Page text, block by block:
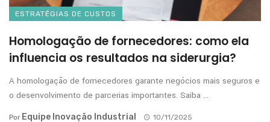
ESTRATÉGIAS DE CUSTOS
Homologação de fornecedores: como ela
influencia os resultados na siderurgia?
A homologação de fornecedores garante negócios mais seguros e
o desenvolvimento de parcerias importantes. Saiba ...
Por Equipe Inovação Industrial 10/11/2025